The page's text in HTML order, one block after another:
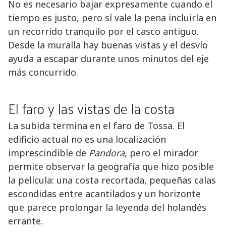
No es necesario bajar expresamente cuando el
tiempo es justo, pero sí vale la pena incluirla en
un recorrido tranquilo por el casco antiguo.
Desde la muralla hay buenas vistas y el desvío
ayuda a escapar durante unos minutos del eje
más concurrido.
El faro y las vistas de la costa
La subida termina en el faro de Tossa. El
edificio actual no es una localización
imprescindible de Pandora, pero el mirador
permite observar la geografía que hizo posible
la película: una costa recortada, pequeñas calas
escondidas entre acantilados y un horizonte
que parece prolongar la leyenda del holandés
errante.